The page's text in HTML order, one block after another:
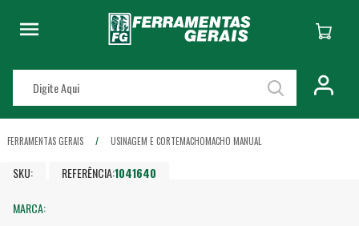
FERRAMENTAS GERAIS USINAGEM E CORTEMACHOMACHO MANUAL
SKU: REFERÊNCIA:1041640
MARCA: